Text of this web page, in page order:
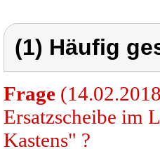
(1) Häufig
Frage
Ersatzscheibe im
Kastens" ?